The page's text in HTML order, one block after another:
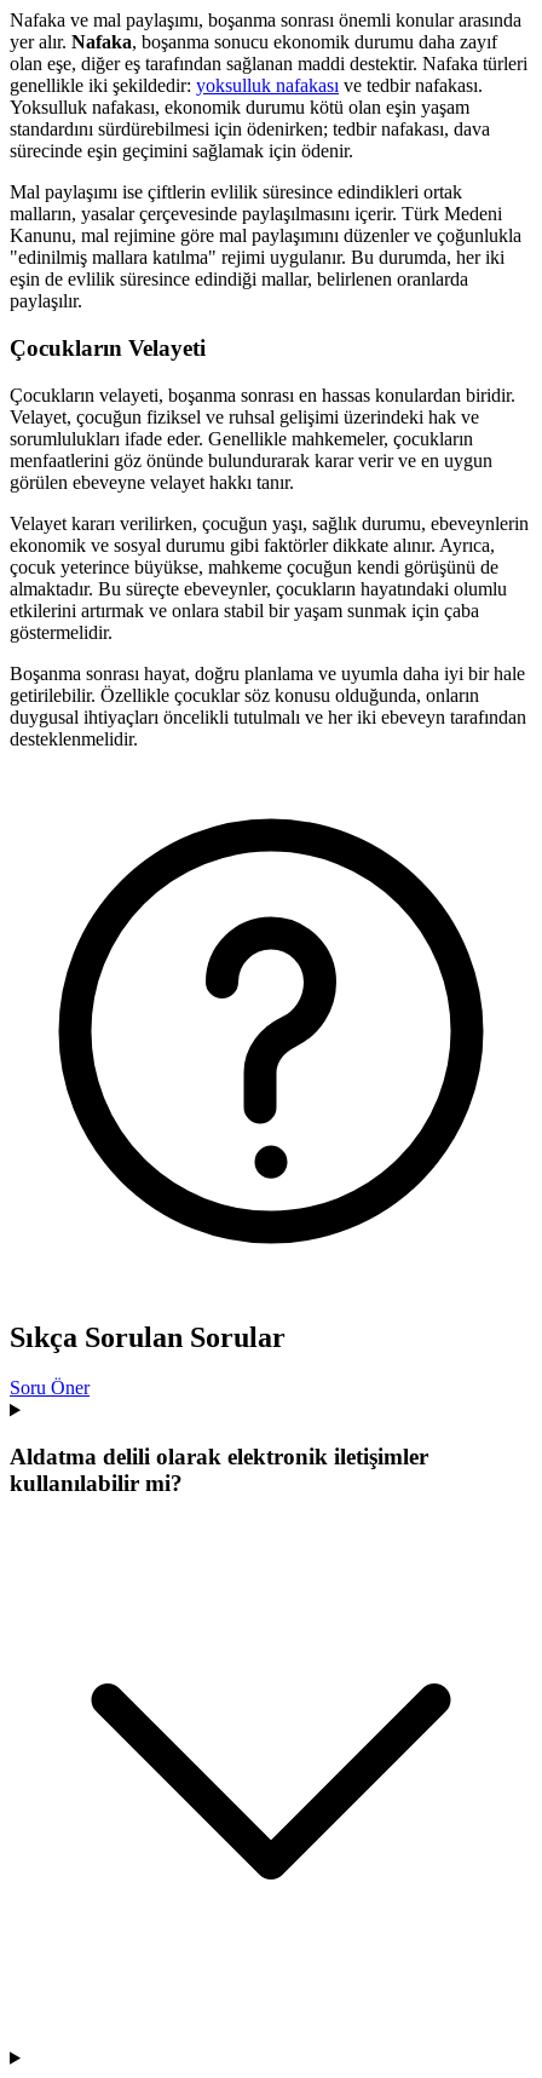
Nafaka ve mal paylaşımı, boşanma sonrası önemli konular arasında
yer alır. Nafaka, boşanma sonucu ekonomik durumu daha zayıf
olan eşe, diğer eş tarafından sağlanan maddi destektir. Nafaka türleri
genellikle iki şekildedir: yoksulluk nafakası ve tedbir nafakası.
Yoksulluk nafakası, ekonomik durumu kötü olan eşin yaşam
standardını sürdürebilmesi için ödenirken; tedbir nafakası, dava
sürecinde eşin geçimini sağlamak için ödenir.
Mal paylaşımı ise çiftlerin evlilik süresince edindikleri ortak
malların, yasalar çerçevesinde paylaşılmasını içerir. Türk Medeni
Kanunu, mal rejimine göre mal paylaşımını düzenler ve çoğunlukla
"edinilmiş mallara katılma" rejimi uygulanır. Bu durumda, her iki
eşin de evlilik süresince edindiği mallar, belirlenen oranlarda
paylaşılır.
Çocukların Velayeti
Çocukların velayeti, boşanma sonrası en hassas konulardan biridir.
Velayet, çocuğun fiziksel ve ruhsal gelişimi üzerindeki hak ve
sorumlulukları ifade eder. Genellikle mahkemeler, çocukların
menfaatlerini göz önünde bulundurarak karar verir ve en uygun
görülen ebeveyne velayet hakkı tanır.
Velayet kararı verilirken, çocuğun yaşı, sağlık durumu, ebeveynlerin
ekonomik ve sosyal durumu gibi faktörler dikkate alınır. Ayrıca,
çocuk yeterince büyükse, mahkeme çocuğun kendi görüşünü de
almaktadır. Bu süreçte ebeveynler, çocukların hayatındaki olumlu
etkilerini artırmak ve onlara stabil bir yaşam sunmak için çaba
göstermelidir.
Boşanma sonrası hayat, doğru planlama ve uyumla daha iyi bir hale
getirilebilir. Özellikle çocuklar söz konusu olduğunda, onların
duygusal ihtiyaçları öncelikli tutulmalı ve her iki ebeveyn tarafından
desteklenmelidir.
Sıkça Sorulan Sorular
Soru Öner
Aldatma delili olarak elektronik iletişimler
kullanılabilir mi?